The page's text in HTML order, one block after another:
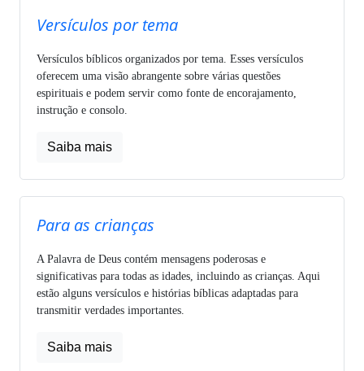
Versículos por tema
Versículos bíblicos organizados por tema. Esses versículos
oferecem uma visão abrangente sobre várias questões
espirituais e podem servir como fonte de encorajamento,
instrução e consolo.
Saiba mais
Para as crianças
A Palavra de Deus contém mensagens poderosas e
significativas para todas as idades, incluindo as crianças. Aqui
estão alguns versículos e histórias bíblicas adaptadas para
transmitir verdades importantes.
Saiba mais